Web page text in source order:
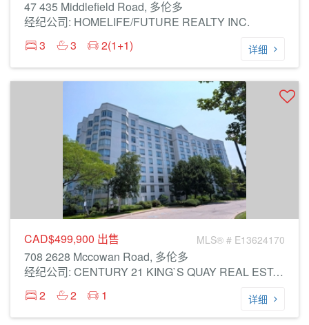
47 435 Middlefield Road, 多伦多
经纪公司: HOMELIFE/FUTURE REALTY INC.
3
3 2(1+1) 详细
CAD$499,900 出售 MLS® # E13624170
708 2628 Mccowan Road, 多伦多
经纪公司: CENTURY 21 KING`S QUAY REAL ESTATE INC.
2
2 1 详细